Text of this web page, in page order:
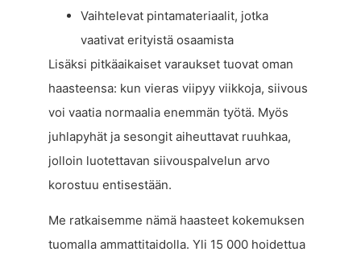
Vaihtelevat pintamateriaalit, jotka
vaativat erityistä osaamista
Lisäksi pitkäaikaiset varaukset tuovat oman
haasteensa: kun vieras viipyy viikkoja, siivous
voi vaatia normaalia enemmän työtä. Myös
juhlapyhät ja sesongit aiheuttavat ruuhkaa,
jolloin luotettavan siivouspalvelun arvo
korostuu entisestään.
Me ratkaisemme nämä haasteet kokemuksen
tuomalla ammattitaidolla. Yli 15 000 hoidettua